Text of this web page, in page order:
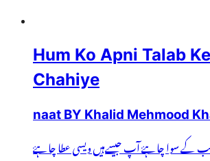
Hum Ko Apni Talab
Chahiye
naat BY Khalid Mehmood
کے سوا چاہۓ آپ جیسےہیں ویسی عطا چاہۓ